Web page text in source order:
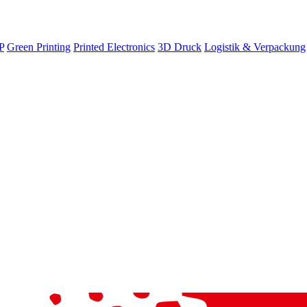
Green Printing Printed Electronics 3D Druck Logistik & Verpackung